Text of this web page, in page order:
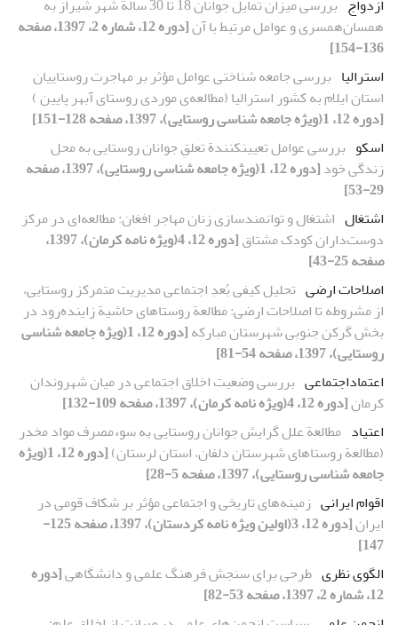
همسان‌همسری و عوامل مرتبط با آن
[دوره 12، شماره 2، 1397، صفحه
136-154]
استرالیا بررسی جامعه شناختی عوامل مؤثر بر مهاجرت روستاییان
استان ایلام به کشور استرالیا (مطالعه‌ی موردی روستای آبهر پایین )
[دوره 12، 1(ویژه جامعه شناسی روستایی)، 1397، صفحه 128-151]
اسکو بررسی عوامل تعیینکنندة تعلقِ جوانان روستایی به محل
زندگی خود
[دوره 12، 1(ویژه جامعه شناسی روستایی)، 1397، صفحه
29-53]
اشتغال اشتغال و توانمندسازی زنان مهاجر افغان: مطالعه‌ای در مرکز
دوست‌داران کودک مشتاق
[دوره 12، 4(ویژه نامه کرمان)، 1397،
صفحه 25-43]
اصلاحات ارضی تحلیل کیفی بُعدِ اجتماعی مدیریت متمرکز روستایی،
از مشروطه تا اصلاحات ارضی: مطالعة روستاهای حاشیة زاینده‌رود در
بخش گرکن جنوبی شهرستان مبارکه
[دوره 12، 1(ویژه جامعه شناسی
روستایی)، 1397، صفحه 54-81]
اعتماد‌اجتماعی بررسی وضعیت اخلاق اجتماعی در میان شهروندان
کرمان[دوره 12، 4(ویژه نامه کرمان)، 1397، صفحه 109-132]
اعتیاد مطالعة علل گرایش جوانان روستایی به سوءمصرف مواد مخدر
(مطالعة روستاهای شهرستان دلفان، استان لرستان)
[دوره 12، 1(ویژه
جامعه شناسی روستایی)، 1397، صفحه 5-28]
اقوام ایرانی زمینه‌های تاریخی و اجتماعی مؤثر بر شکاف قومی در
ایران
[دوره 12، 3(اولین ویژه نامه کردستان)، 1397، صفحه 125-
147]
الگوی نظری طرحی برای سنجش فرهنگ علمی و دانشگاهی[دوره
12، شماره 2، 1397، صفحه 53-82]